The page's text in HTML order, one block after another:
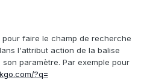
pour faire le champ de recherche
l'attribut action de la balise
paramètre. Par exemple pour
?q=